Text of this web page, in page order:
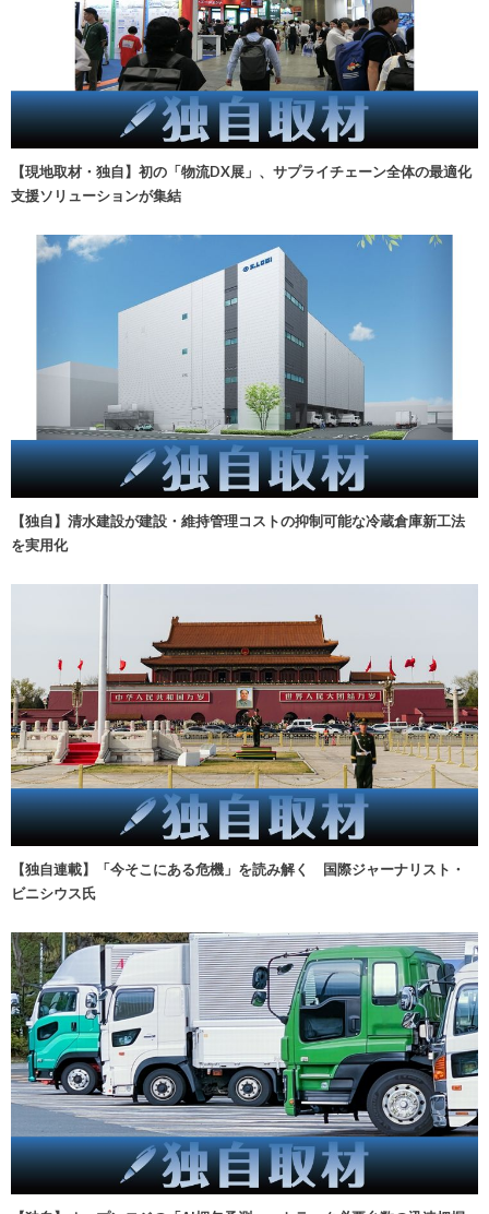
【現地取材・独自】初の「物流DX展」、サプライチェーン全体の最適化
支援ソリューションが集結
【独自】清水建設が建設・維持管理コストの抑制可能な冷蔵倉庫新工法
を実用化
【独自連載】「今そこにある危機」を読み解く 国際ジャーナリスト・
ビニシウス氏